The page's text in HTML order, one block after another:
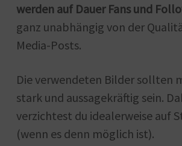
werden auf Dauer Fans und
ganz unabhängig von der
Media-Posts.
Die verwendeten Bilder sollten
stark und aussagekräftig sein.
verzichtest du idealerweise auf
(wenn es denn möglich ist).